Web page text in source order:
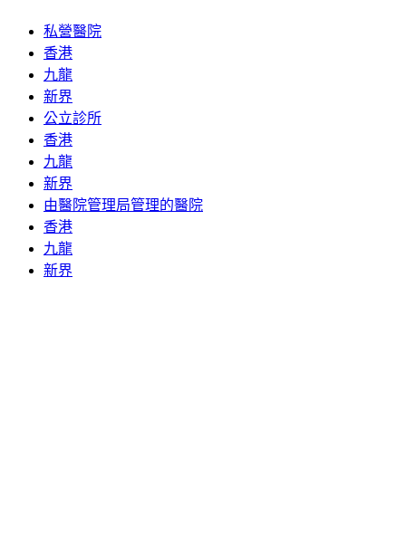
私營醫院
香港
九龍
新界
公立診所
香港
九龍
新界
由醫院管理局管理的醫院
香港
九龍
新界